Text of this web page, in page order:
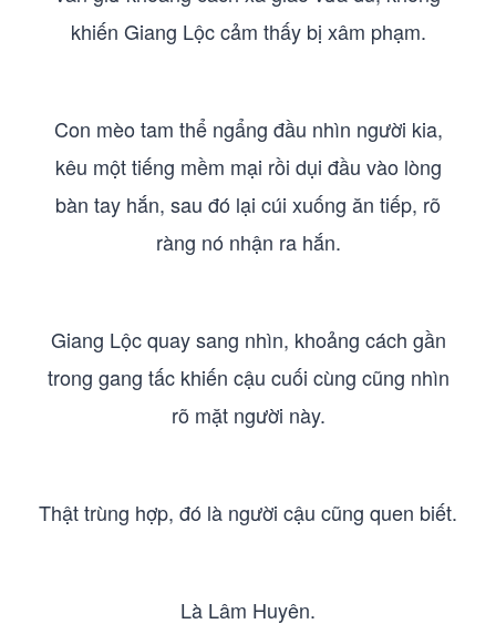
khiến Giang Lộc cảm thấy bị xâm phạm.
Con mèo tam thể ngẩng đầu nhìn người kia,
kêu một tiếng mềm mại rồi dụi đầu vào lòng
bàn tay hắn, sau đó lại cúi xuống ăn tiếp, rõ
ràng nó nhận ra hắn.
Giang Lộc quay sang nhìn, khoảng cách gần
trong gang tấc khiến cậu cuối cùng cũng nhìn
rõ mặt người này.
Thật trùng hợp, đó là người cậu cũng quen biết.
Là Lâm Huyên.